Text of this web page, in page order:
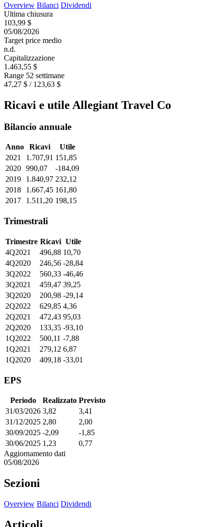
Overview Bilanci Dividendi
Ultima chiusura
103,99 $
05/08/2026
Target price medio
n.d.
Capitalizzazione
1.463,55 $
Range 52 settimane
47,27 $ / 123,63 $
Ricavi e utile Allegiant Travel Co
Bilancio annuale
Anno Ricavi
Utile
2021
1.707,91 151,85
2020 990,07
-184,09
2019
1.840,97 232,12
2018
1.667,45 161,80
2017
1.511,20 198,15
Trimestrali
Trimestre Ricavi Utile
4Q2021
496,88 10,70
4Q2020
246,56 -28,84
3Q2022
560,33 -46,46
3Q2021
459,47 39,25
3Q2020
200,98 -29,14
2Q2022
629,85 4,36
2Q2021
472,43 95,03
2Q2020
133,35 -93,10
1Q2022
500,11 -7,88
1Q2021
279,12 6,87
1Q2020
409,18 -33,01
EPS
Periodo Realizzato Previsto
31/03/2026 3,82
3,41
31/12/2025 2,80
2,00
30/09/2025 -2,09
-1,85
30/06/2025 1,23
0,77
Aggiornamento dati
05/08/2026
Sezioni
Overview Bilanci Dividendi